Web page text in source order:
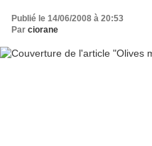
Publié le 14/06/2008 à 20:53
Par ciorane